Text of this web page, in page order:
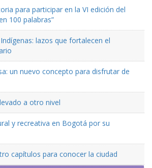
para participar en la VI edición del
100 palabras”
lazos que fortalecen el
un nuevo concepto para disfrutar de
a otro nivel
y recreativa en Bogotá por su
capítulos para conocer la ciudad